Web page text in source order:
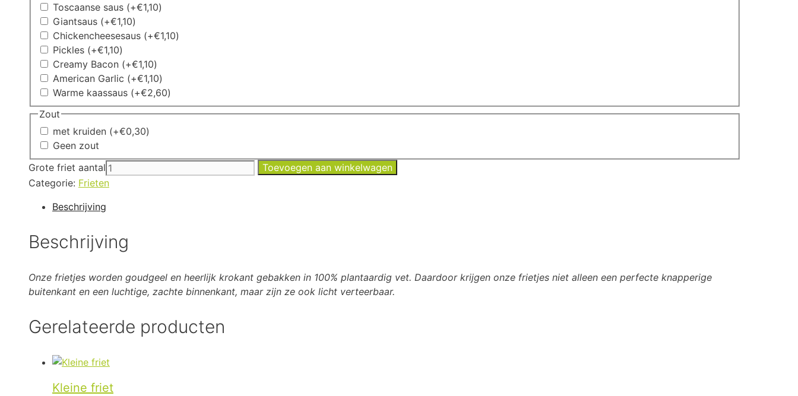
Toscaanse saus (+€1,10)
Giantsaus (+€1,10)
Chickencheesesaus (+€1,10)
Pickles (+€1,10)
Creamy Bacon (+€1,10)
American Garlic (+€1,10)
Warme kaassaus (+€2,60)
Zout
met kruiden (+€0,30)
Geen zout
Grote friet aantal
Toevoegen aan winkelwagen
Categorie: Frieten
Beschrijving
Beschrijving
Onze frietjes worden goudgeel en heerlijk krokant gebakken in 100% plantaardig vet. Daardoor krijgen onze frietjes niet alleen een perfecte knapperige
buitenkant en een luchtige, zachte binnenkant, maar zijn ze ook licht verteerbaar.
Gerelateerde producten
Kleine friet